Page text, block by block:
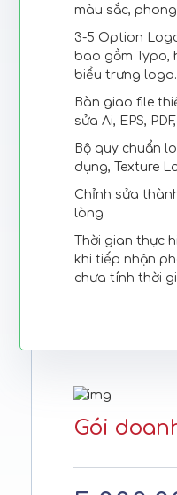
màu sắc,
3-5 Option
bao gồm Typo,
biểu trưng
Bàn giao file
sửa Ai, EPS,
Bộ quy chuẩn
dụng, Texture
Chỉnh sửa
lòng
Thời gian thực
khi tiếp nhận
chưa tính thời
Gói